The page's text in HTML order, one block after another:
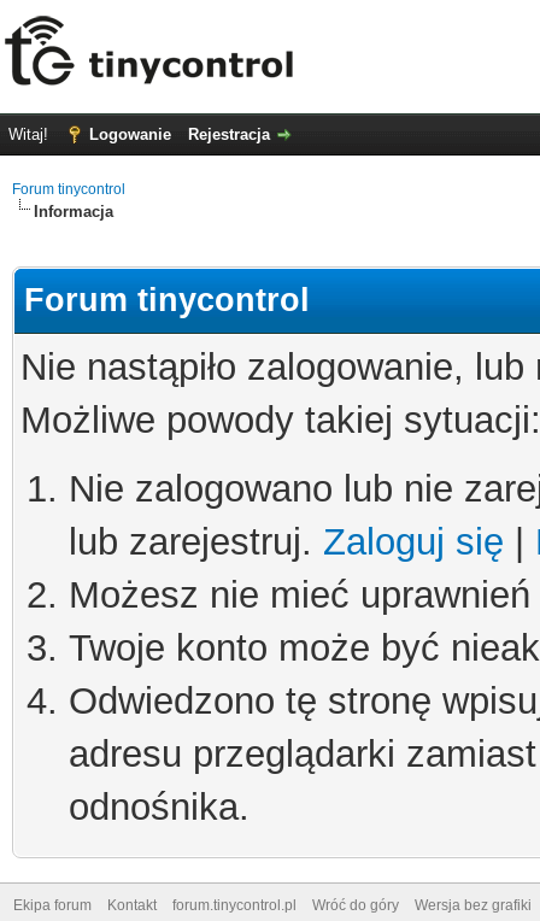
Witaj! Logowanie Rejestracja
Forum tinycontrol
Informacja
Forum tinycontrol
Nie nastąpiło zalogowanie,
Możliwe powody takiej sytuacji:
Nie zalogowano lub nie
lub zarejestruj. Zaloguj się
Możesz nie mieć
Twoje konto może być
Odwiedzono tę stronę
adresu przeglądarki
odnośnika.
Ekipa forum Kontakt forum.tinycontrol.pl Wróć do góry Wersja bez grafiki